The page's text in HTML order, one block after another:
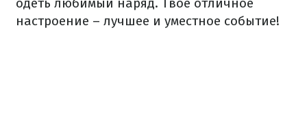
настроение – лучшее и уместное событие!